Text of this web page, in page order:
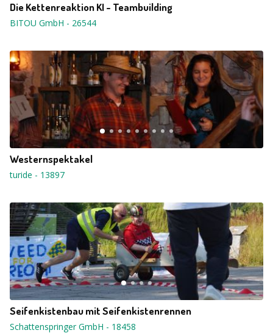
Die Kettenreaktion KI - Teambuilding
BITOU GmbH - 26544
Westernspektakel
turide - 13897
Seifenkistenbau mit Seifenkistenrennen
Schattenspringer GmbH - 18458